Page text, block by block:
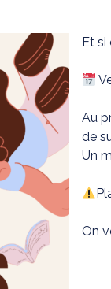
Et
Au
de
Un
On